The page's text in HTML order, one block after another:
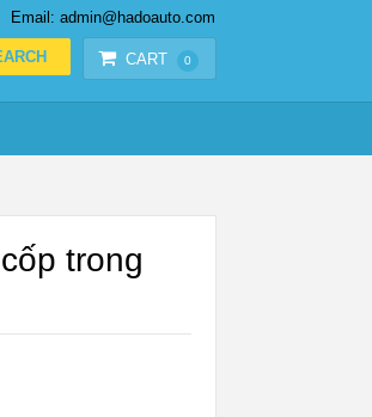
Email: admin@hadoauto.com
CART 0
trong